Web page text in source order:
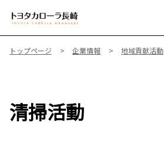
トップページ 企業情報 地域貢献活動
清掃活動